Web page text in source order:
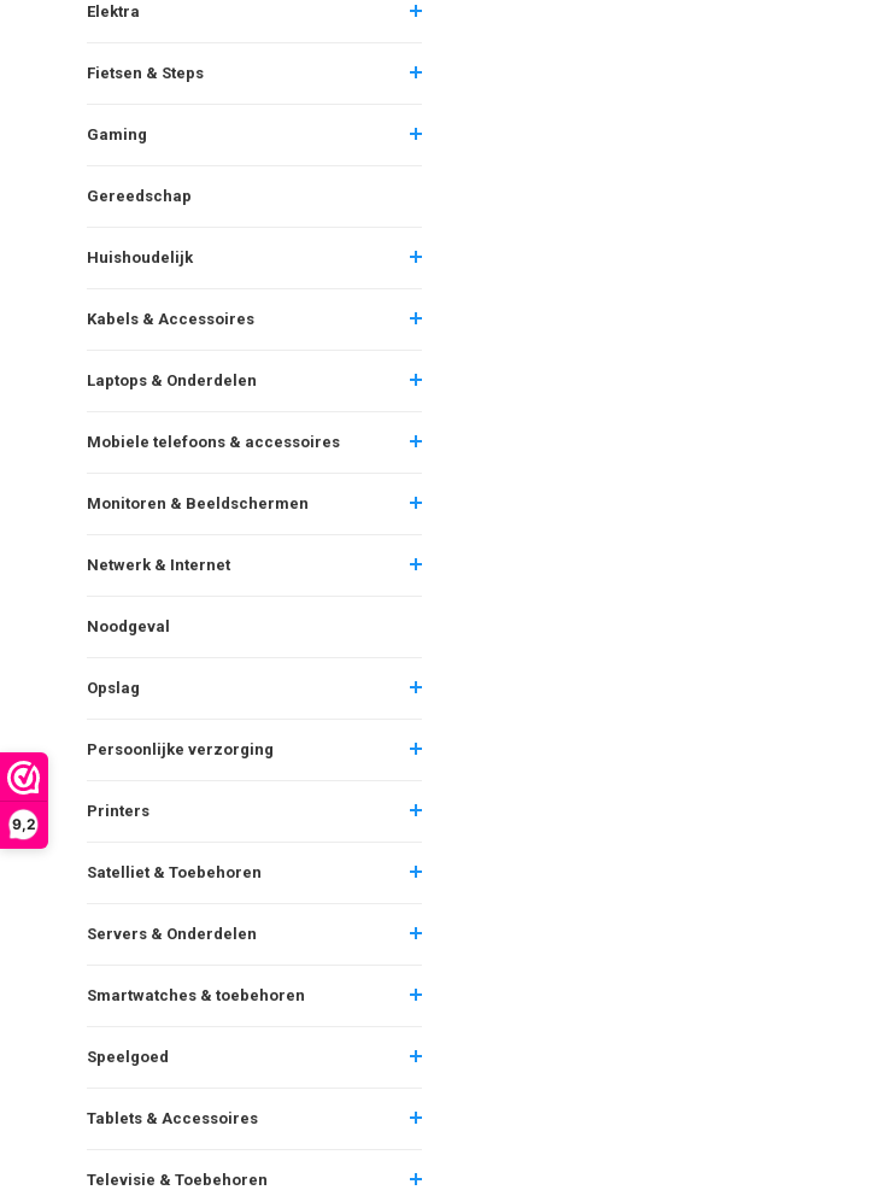
9,2
Elektra
Fietsen & Steps
Gaming
Gereedschap
Huishoudelijk
Kabels & Accessoires
Laptops & Onderdelen
Mobiele telefoons & accessoires
Monitoren & Beeldschermen
Netwerk & Internet
Noodgeval
Opslag
Persoonlijke verzorging
Printers
Satelliet & Toebehoren
Servers & Onderdelen
Smartwatches & toebehoren
Speelgoed
Tablets & Accessoires
Televisie & Toebehoren